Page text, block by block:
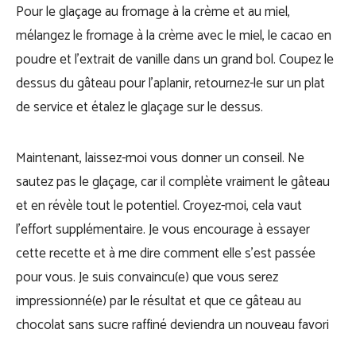
Pour le glaçage au fromage à la crème et au miel,
mélangez le fromage à la crème avec le miel, le cacao en
poudre et l’extrait de vanille dans un grand bol. Coupez le
dessus du gâteau pour l’aplanir, retournez-le sur un plat
de service et étalez le glaçage sur le dessus.
Maintenant, laissez-moi vous donner un conseil. Ne
sautez pas le glaçage, car il complète vraiment le gâteau
et en révèle tout le potentiel. Croyez-moi, cela vaut
l’effort supplémentaire. Je vous encourage à essayer
cette recette et à me dire comment elle s’est passée
pour vous. Je suis convaincu(e) que vous serez
impressionné(e) par le résultat et que ce gâteau au
chocolat sans sucre raffiné deviendra un nouveau favori